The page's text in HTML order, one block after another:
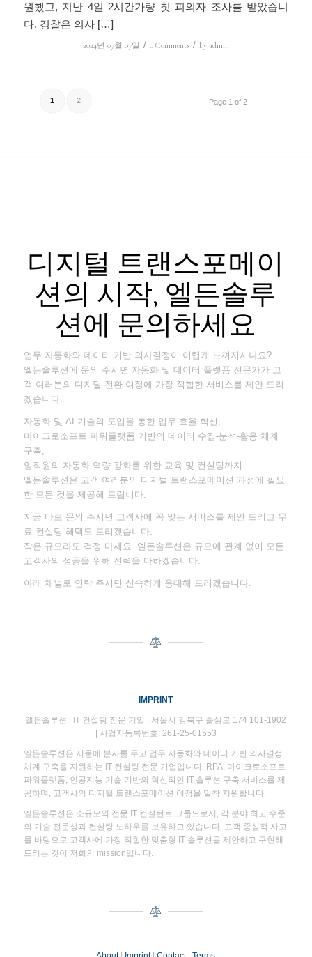
원했고, 지난 4일 2시간가량 첫 피의자 조사를 받았습니
다. 경찰은 의사 […]
2024년 07월 07일 / 0 Comments / by admin
Page 1 of 2
1 2
디지털 트랜스포메이
션의 시작, 엘든솔루
션에 문의하세요
업무 자동화와 데이터 기반 의사결정이 어렵게 느껴지시나요?
엘든솔루션에 문의 주시면 자동화 및 데이터 플랫폼 전문가가 고
객 여러분의 디지털 전환 여정에 가장 적합한 서비스를 제안 드리
겠습니다.
자동화 및 AI 기술의 도입을 통한 업무 효율 혁신,
마이크로소프트 파워플랫폼 기반의 데이터 수집-분석-활용 체계
구축,
임직원의 자동화 역량 강화를 위한 교육 및 컨설팅까지
엘든솔루션은 고객 여러분의 디지털 트랜스포메이션 과정에 필요
한 모든 것을 제공해 드립니다.
지금 바로 문의 주시면 고객사에 꼭 맞는 서비스를 제안 드리고 무
료 컨설팅 혜택도 드리겠습니다.
작은 규모라도 걱정 마세요. 엘든솔루션은 규모에 관계 없이 모든
고객사의 성공을 위해 전력을 다하겠습니다.
아래 채널로 연락 주시면 신속하게 응대해 드리겠습니다.
IMPRINT
엘든솔루션 | IT 컨설팅 전문 기업 | 서울시 강북구 솔샘로 174 101-1902
| 사업자등록번호: 261-25-01553
엘든솔루션은 서울에 본사를 두고 업무 자동화와 데이터 기반 의사결정
체계 구축을 지원하는 IT 컨설팅 전문 기업입니다. RPA, 마이크로소프트
파워플랫폼, 인공지능 기술 기반의 혁신적인 IT 솔루션 구축 서비스를 제
공하며, 고객사의 디지털 트랜스포메이션 여정을 밀착 지원합니다.
엘든솔루션은 소규모의 전문 IT 컨설턴트 그룹으로서, 각 분야 최고 수준
의 기술 전문성과 컨설팅 노하우를 보유하고 있습니다. 고객 중심적 사고
를 바탕으로 고객사에 가장 적합한 맞춤형 IT 솔루션을 제안하고 구현해
드리는 것이 저희의 mission입니다.